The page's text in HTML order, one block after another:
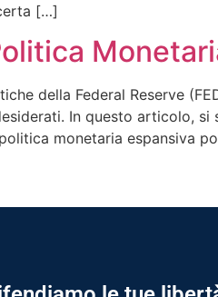
[…]
della Federal Reserve
In questo articolo, si
monetaria espansiva